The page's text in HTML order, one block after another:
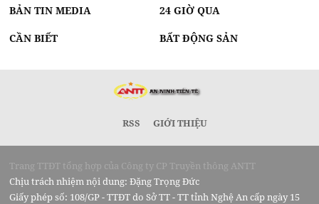
BẢN TIN MEDIA 24 GIỜ QUA
CẦN BIẾT BẤT ĐỘNG SẢN
RSS GIỚI THIỆU
Trang TTĐT tổng hợp của Công ty CP Truyền thông ANTT
Chịu trách nhiệm nội dung: Đặng Trọng Đức
Giấy phép số: 108/GP - TTĐT do Sở TT - TT tỉnh Nghệ An cấp ngày 15